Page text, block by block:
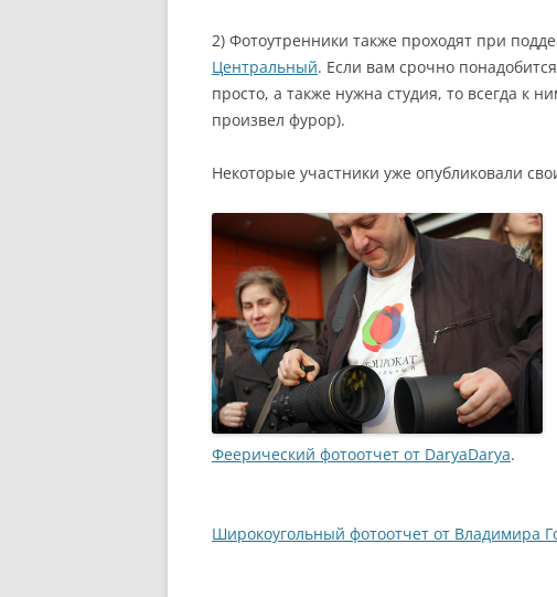
2) Фотоутренники также проходят при
Центральный. Если вам срочно
просто, а также нужна студия, то всегда к
произвел фурор).
Некоторые участники уже опубликовали
Феерический фотоотчет от DaryaDarya.
Широкоугольный фотоотчет от Владимира